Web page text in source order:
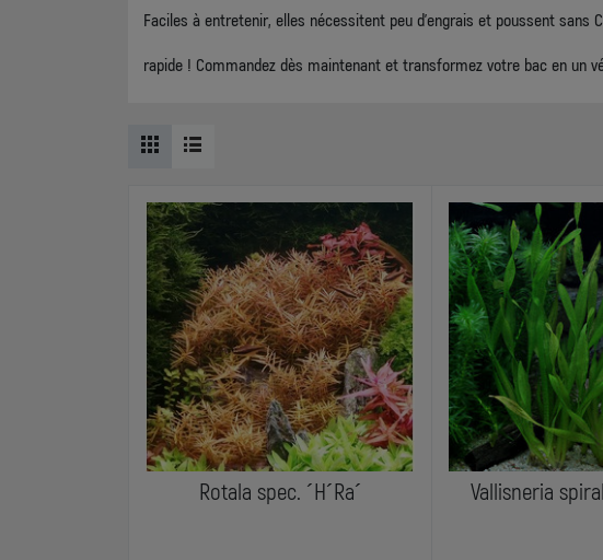
Faciles à entretenir, elles nécessitent peu d’engrais et poussent
rapide ! Commandez dès maintenant et transformez votre bac en un
Rotala spec. ´H´Ra´ Vallisneria